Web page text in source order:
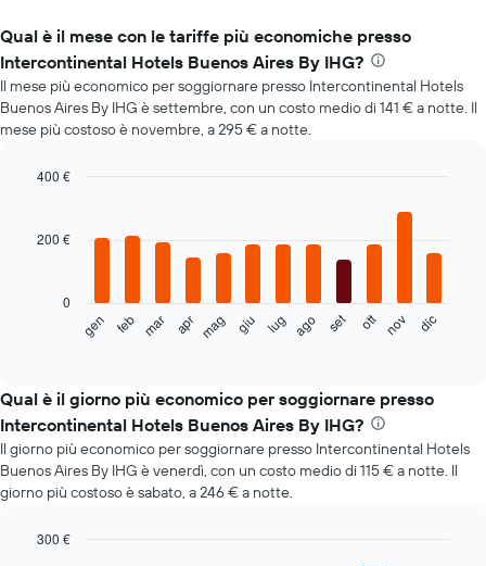
Qual è il mese con le tariffe più economiche presso
Intercontinental Hotels Buenos Aires By IHG?
Il mese più economico per soggiornare presso Intercontinental Hotels
Buenos Aires By IHG è settembre, con un costo medio di 141 € a notte. Il
mese più costoso è novembre, a 295 € a notte.
with
seguente
il
prezzo
medio
di
una
camera
mese
gen feb mar apr mag giu lug ago set ott nov dic
0
200 €
400 €
Qual è il giorno più economico per soggiornare presso
Intercontinental Hotels Buenos Aires By IHG?
Il giorno più economico per soggiornare presso Intercontinental Hotels
Buenos Aires By IHG è venerdì, con un costo medio di 115 € a notte. Il
giorno più costoso è sabato, a 246 € a notte.
300 €